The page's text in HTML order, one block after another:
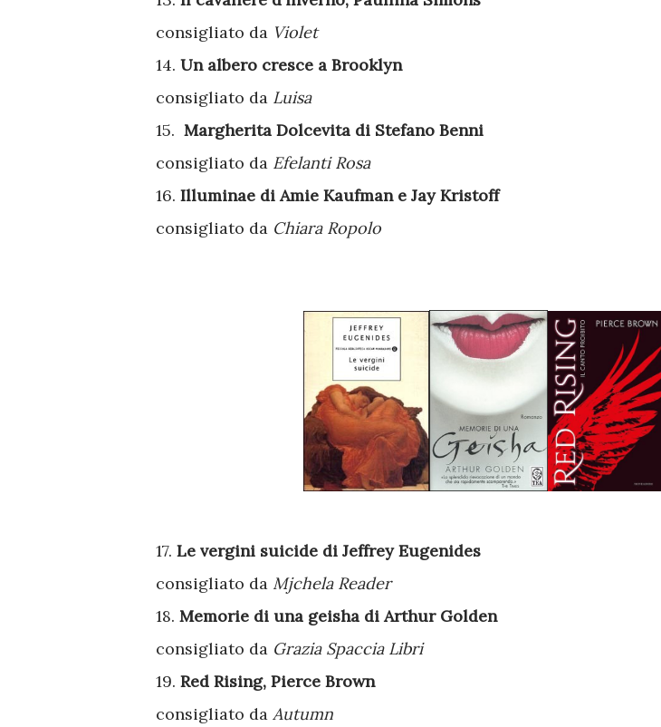
consigliato da Violet
14. Un albero cresce a Brooklyn
consigliato da Luisa
15. Margherita Dolcevita di Stefano Benni
consigliato da Efelanti Rosa
16. Illuminae di Amie Kaufman e Jay Kristoff
consigliato da Chiara Ropolo
17. Le vergini suicide di Jeffrey Eugenides
consigliato da Mjchela Reader
18. Memorie di una geisha di Arthur Golden
consigliato da Grazia Spaccia Libri
19. Red Rising, Pierce Brown
consigliato da Autumn